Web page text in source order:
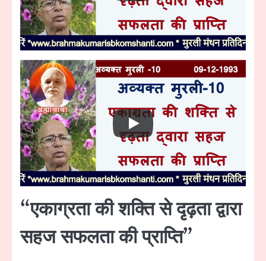
“एकाग्रता की शक्ति से दृढ़ता द्वारा
सहज सफलता की प्राप्ति”